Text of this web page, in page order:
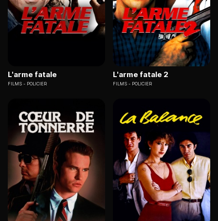
L'arme fatale
FILMS POLICIER
L'arme fatale 2
FILMS POLICIER